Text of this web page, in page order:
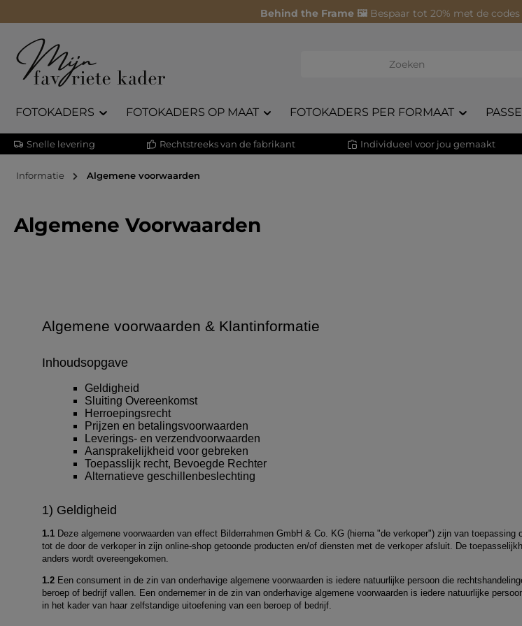
Behind the Frame 🖼️ Bespaar tot 20% met de codes
FOTOKADERS FOTOKADERS OP MAAT FOTOKADERS PER FORMAAT
Snelle levering Rechtstreeks van de fabrikant Individueel voor jou gemaakt
Informatie Algemene voorwaarden
Algemene Voorwaarden